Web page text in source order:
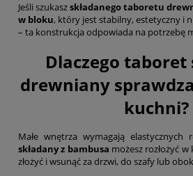
Jeśli szukaszskładanego taboretu
w bloku, który jest stabilny, estetyczny i
– ta konstrukcja odpowiada na potrzebę
Dlaczego taboret
drewniany
kuchni?
Małe wnętrza wymagają elastycznych
składany z bambusa możesz rozłożyć
złożyć i wsunąć za drzwi, do szafy lub